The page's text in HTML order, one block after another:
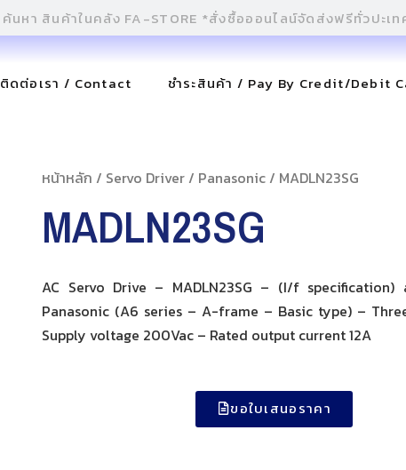
ติดต่อเรา / Contact ชำระสินค้า / Pay By Credit/Debit
หน้าหลัก / Servo Driver / Panasonic / MADLN23SG
MADLN23SG
AC Servo Drive – MADLN23SG – (I/f specification)
Panasonic (A6 series – A-frame – Basic type) –
Supply voltage 200Vac – Rated output current 12A
ขอใบเสนอราคา